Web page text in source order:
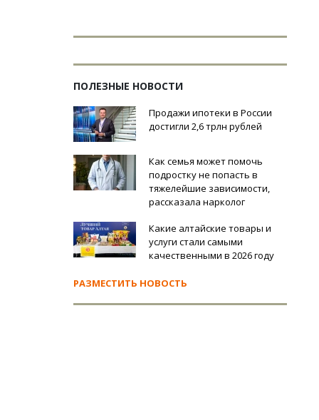
ПОЛЕЗНЫЕ НОВОСТИ
Продажи ипотеки в России
достигли 2,6 трлн рублей
Как семья может помочь
подростку не попасть в
тяжелейшие зависимости,
рассказала нарколог
Какие алтайские товары и
услуги стали самыми
качественными в 2026 году
РАЗМЕСТИТЬ НОВОСТЬ